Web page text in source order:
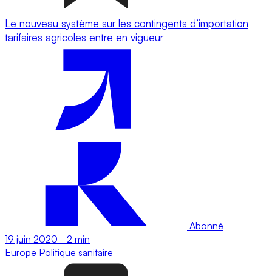
Le nouveau système sur les contingents d’importation
tarifaires agricoles entre en vigueur
Abonné
19 juin 2020 - 2 min
Europe Politique sanitaire